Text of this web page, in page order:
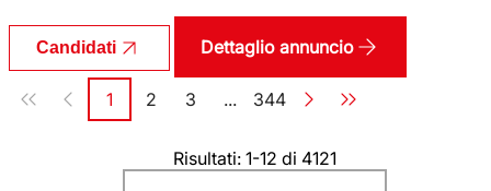
Candidati Dettaglio annuncio
Paginazione
Pagina
1 Pagina
2 Pagina
3 ... Pagina
344
Risultati: 1-12 di 4121